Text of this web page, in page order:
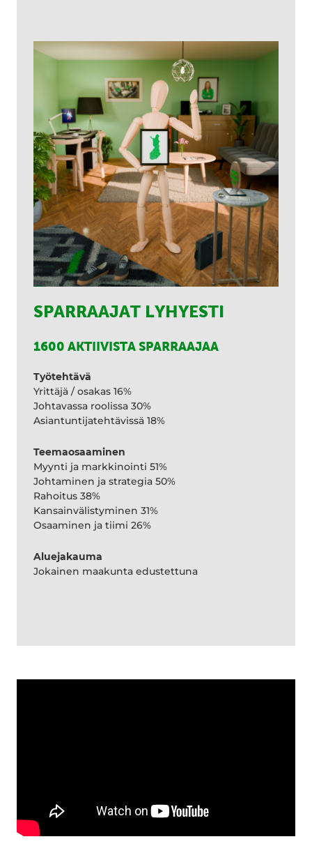
SPARRAAJAT LYHYESTI
1600 AKTIIVISTA SPARRAAJAA
Työtehtävä
Yrittäjä / osakas 16%
Johtavassa roolissa 30%
Asiantuntijatehtävissä 18%
Teemaosaaminen
Myynti ja markkinointi 51%
Johtaminen ja strategia 50%
Rahoitus 38%
Kansainvälistyminen 31%
Osaaminen ja tiimi 26%
Aluejakauma
Jokainen maakunta edustettuna